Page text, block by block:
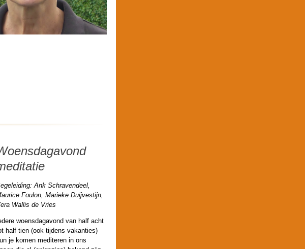
Ank Schravendeel,
Foulon, Marieke Duijvestijn,
Wallis de Vries
woensdagavond van half acht
half tien (ook tijdens vakanties)
je komen mediteren in ons